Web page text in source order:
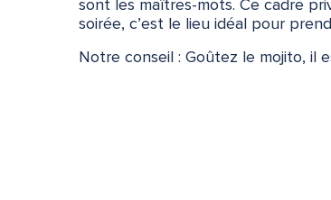
sont les maîtres-mots. Ce cadre
soirée, c’est le lieu idéal pour
Notre conseil : Goûtez le mojito, il